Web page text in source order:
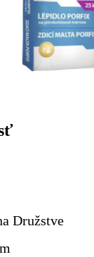
Družstve